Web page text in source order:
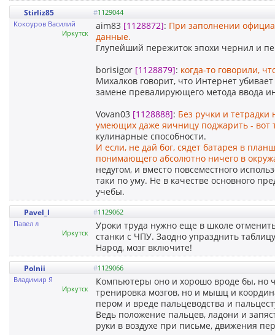
Stirliz85 #1129044
Кокоуров Василий
Иркутск
aim83 [1128872]: При заполнении
данные.
Глупейший пережиток эпохи чернил и
borisigor [1128879]: когда-то говорили,
Михалков говорит, что Интернет
замене превалирующего метода ввода
Vovan03 [1128888]: Без ручки и
умеющих даже яичницу поджарить - вот
кулинарные способности.
И если, не дай бог, сядет батарея в
понимающего абсолютно ничего в
недугом, и вместо повсеместного
таки по уму. Не в качестве основного
учебы.
Pavel_l #1129062
Павел л
Иркутск
Уроки труда нужно еще в школе
станки с ЧПУ. Заодно упразднить
Народ, мозг включите!
Polnii #1129066
Владимир Я
Иркутск
Компьютеры оно и хорошо вроде бы, но
тренировка мозгов, но и мышц и
пером и вреде пальцеводства и
Ведь положение пальцев, ладони и
руки в воздухе при письме, движения